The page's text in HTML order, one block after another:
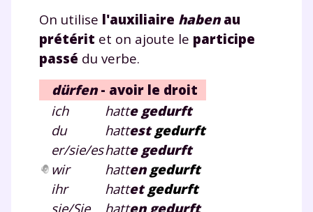
On utilise l'auxiliaire haben au
prétérit et on ajoute le participe
passé du verbe.
dürfen- avoir le droit
ich
du
er/sie/es
wir
ihr
sie/Sie
hatte gedurft
hattest gedurft
hatte gedurft
hatten gedurft
hattet gedurft
hatten gedurft